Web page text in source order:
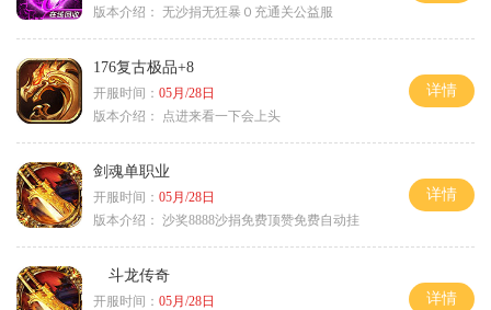
版本介绍： 无沙捐无狂暴０充通关公益服
176复古极品+8
开服时间： 05月/28日
版本介绍：
点进来看一下会上头
详情
剑魂单职业
开服时间： 05月/28日
版本介绍： 沙奖8888沙捐免费顶赞免费自动挂
详情
斗龙传奇
开服时间： 05月/28日
详情